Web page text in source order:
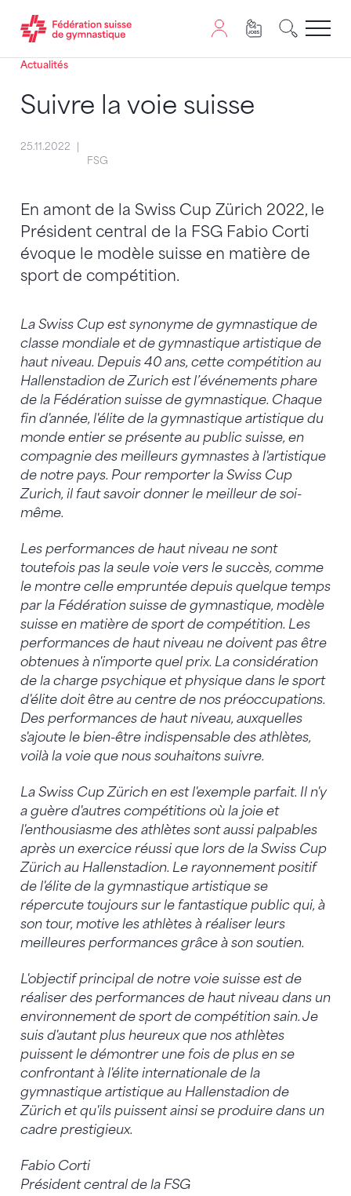
Passer au contenu
Naviguer vers le plan du siten
JavaScript est nécessaire pour naviguer sur ce site.
Actualités
Suivre la voie suisse
25.11.2022
FSG
En amont de la Swiss Cup Zürich 2022, le
Président central de la FSG Fabio Corti
évoque le modèle suisse en matière de
sport de compétition.
La Swiss Cup est synonyme de gymnastique de
classe mondiale et de gymnastique artistique de
haut niveau. Depuis 40 ans, cette compétition au
Hallenstadion de Zurich est l’événements phare
de la Fédération suisse de gymnastique. Chaque
fin d'année, l'élite de la gymnastique artistique du
monde entier se présente au public suisse, en
compagnie des meilleurs gymnastes à l'artistique
de notre pays. Pour remporter la Swiss Cup
Zurich, il faut savoir donner le meilleur de soi-
même.
Les performances de haut niveau ne sont
toutefois pas la seule voie vers le succès, comme
le montre celle empruntée depuis quelque temps
par la Fédération suisse de gymnastique, modèle
suisse en matière de sport de compétition. Les
performances de haut niveau ne doivent pas être
obtenues à n'importe quel prix. La considération
de la charge psychique et physique dans le sport
d'élite doit être au centre de nos préoccupations.
Des performances de haut niveau, auxquelles
s'ajoute le bien-être indispensable des athlètes,
voilà la voie que nous souhaitons suivre.
La Swiss Cup Zürich en est l'exemple parfait. Il n'y
a guère d'autres compétitions où la joie et
l'enthousiasme des athlètes sont aussi palpables
après un exercice réussi que lors de la Swiss Cup
Zürich au Hallenstadion. Le rayonnement positif
de l'élite de la gymnastique artistique se
répercute toujours sur le fantastique public qui, à
son tour, motive les athlètes à réaliser leurs
meilleures performances grâce à son soutien.
L'objectif principal de notre voie suisse est de
réaliser des performances de haut niveau dans un
environnement de sport de compétition sain. Je
suis d'autant plus heureux que nos athlètes
puissent le démontrer une fois de plus en se
confrontant à l'élite internationale de la
gymnastique artistique au Hallenstadion de
Zürich et qu'ils puissent ainsi se produire dans un
cadre prestigieux.
Fabio Corti
Président central de la FSG